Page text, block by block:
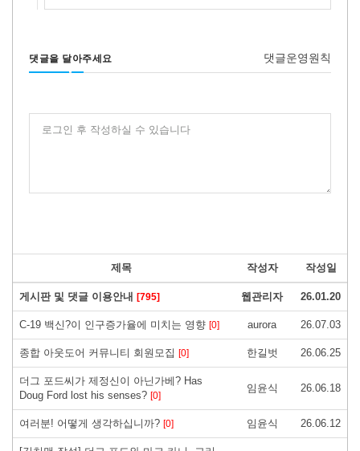
댓글을 달아주세요 댓글운영원칙
로그인 후 작성하실 수 있습니다
제목 작성자 작성일
게시판 및 댓글 이용안내 [795] 웹관리자 26.01.20
C-19 백신?이 인구증가율에 미치는 영향 [0] aurora 26.07.03
종합 아웃도어 커뮤니티 회원모집 [0] 한길벗 26.06.25
더그 포드씨가 제정신이 아닌가베? Has
Doug Ford lost his senses? [0]
임윤식 26.06.18
여러분! 어떻게 생각하십니까? [0] 임윤식 26.06.12